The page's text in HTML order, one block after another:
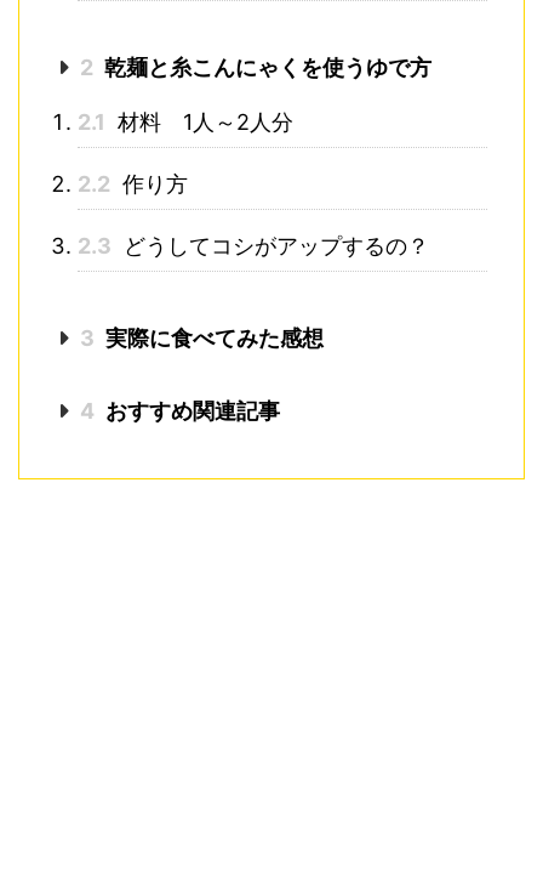
2 乾麺と糸こんにゃくを使うゆで方
2.1 材料 1人～2人分
2.2 作り方
2.3 どうしてコシがアップするの？
3 実際に食べてみた感想
4 おすすめ関連記事